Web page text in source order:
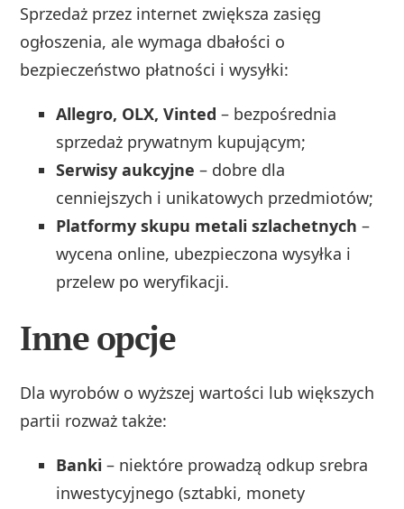
Sprzedaż przez internet zwiększa zasięg
ogłoszenia, ale wymaga dbałości o
bezpieczeństwo płatności i wysyłki:
Allegro, OLX, Vinted – bezpośrednia
sprzedaż prywatnym kupującym;
Serwisy aukcyjne – dobre dla
cenniejszych i unikatowych przedmiotów;
Platformy skupu metali szlachetnych –
wycena online, ubezpieczona wysyłka i
przelew po weryfikacji.
Inne opcje
Dla wyrobów o wyższej wartości lub większych
partii rozważ także:
Banki – niektóre prowadzą odkup srebra
inwestycyjnego (sztabki, monety